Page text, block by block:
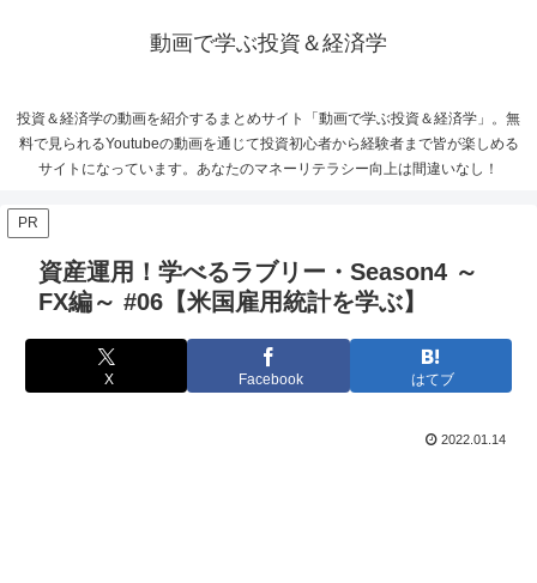
動画で学ぶ投資＆経済学
投資＆経済学の動画を紹介するまとめサイト「動画で学ぶ投資＆経済学」。無
料で見られるYoutubeの動画を通じて投資初心者から経験者まで皆が楽しめる
サイトになっています。あなたのマネーリテラシー向上は間違いなし！
PR
資産運用！学べるラブリー・Season4 ～
FX編～ #06【米国雇用統計を学ぶ】
X Facebook はてブ
2022.01.14